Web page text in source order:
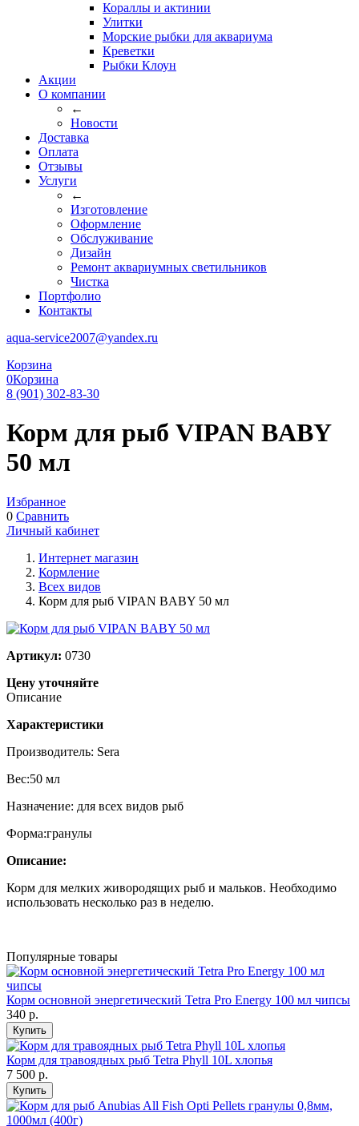
Кораллы и актинии
Улитки
Морские рыбки для аквариума
Креветки
Рыбки Клоун
Акции
О компании
←
Новости
Доставка
Оплата
Отзывы
Услуги
←
Изготовление
Оформление
Обслуживание
Дизайн
Ремонт аквариумных светильников
Чистка
Портфолио
Контакты
aqua-service2007@yandex.ru
Корзина
0Корзина
8 (901) 302-83-30
Корм для рыб VIPAN BABY
50 мл
Избранное
0 Сравнить
Личный кабинет
Интернет магазин
Кормление
Всех видов
Корм для рыб VIPAN BABY 50 мл
Артикул: 0730
Цену уточняйте
Описание
Характеристики
Производитель: Sera
Вес:50 мл
Назначение: для всех видов рыб
Форма:гранулы
Описание:
Корм для мелких живородящих рыб и мальков. Необходимо
использовать несколько раз в неделю.
Популярные товары
Корм основной энергетический Tetra Pro Energy 100 мл чипсы
340 р.
Купить
Корм для травоядных рыб Tetra Phyll 10L хлопья
7 500 р.
Купить